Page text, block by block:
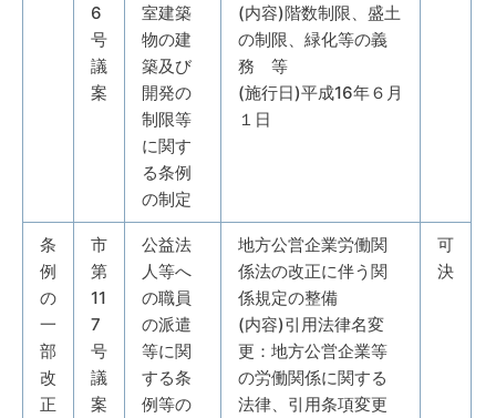
6
号
議
案
室建築
物の建
築及び
開発の
制限等
に関す
る条例
の制定
(内容)階数制限、盛土
の制限、緑化等の義
務 等
(施行日)平成16年６月
１日
条
例
の
一
部
改
正
市
第
11
7
号
議
案
公益法
人等へ
の職員
の派遣
等に関
する条
例等の
地方公営企業労働関
係法の改正に伴う関
係規定の整備
(内容)引用法律名変
更：地方公営企業等
の労働関係に関する
法律、引用条項変更
可
決